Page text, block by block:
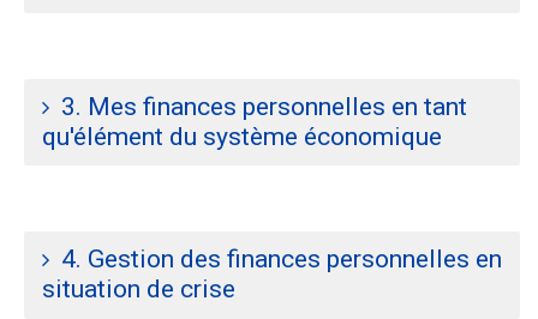
3. Mes finances personnelles en tant
qu'élément du système économique
4. Gestion des finances personnelles en
situation de crise